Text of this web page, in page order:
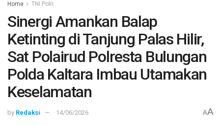
Home TNI Polri
Sinergi Amankan Balap
Ketinting di Tanjung Palas Hilir,
Sat Polairud Polresta Bulungan
Polda Kaltara Imbau Utamakan
Keselamatan
by Redaksi 14/06/2026 AA